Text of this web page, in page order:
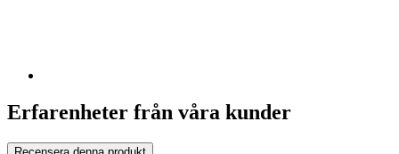
Erfarenheter från våra kunder